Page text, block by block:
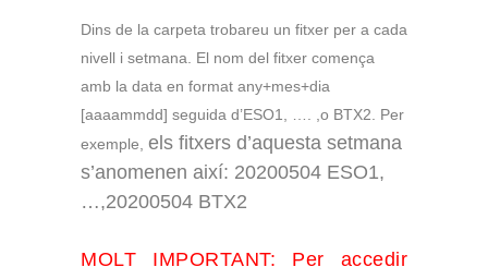
Dins de la carpeta trobareu un fitxer per a cada
nivell i setmana. El nom del fitxer comença
amb la data en format any+mes+dia
[aaaammdd] seguida d’ESO1, …. ,o BTX2. Per
exemple, els fitxers d’aquesta setmana
s’anomenen així: 20200504 ESO1,
…,20200504 BTX2
MOLT IMPORTANT: Per accedir